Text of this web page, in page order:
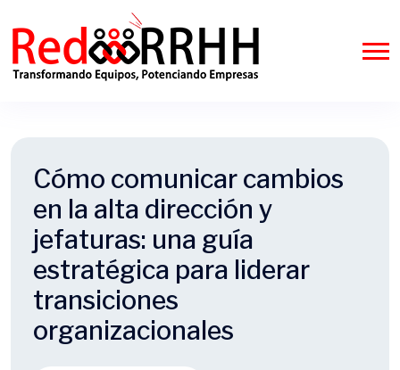
Cómo comunicar cambios
en la alta dirección y
jefaturas: una guía
estratégica para liderar
transiciones
organizacionales